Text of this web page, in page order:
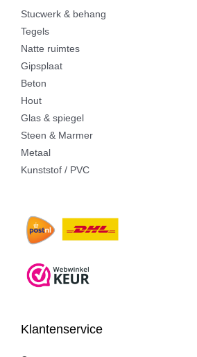
Stucwerk & behang
Tegels
Natte ruimtes
Gipsplaat
Beton
Hout
Glas & spiegel
Steen & Marmer
Metaal
Kunststof / PVC
Klantenservice